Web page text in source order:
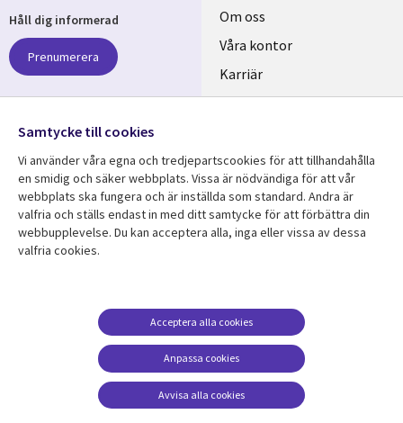
Useful
links
SWEDEN
Om oss
Våra kontor
Karriär
Hållbarhet
Resurscenter
SWEDEN
SWEDEN
dataskydd
Accessibility
Terms of Use
Hantering av cookies
Håll dig informerad
Prenumerera
Följ oss
Social
Media
SWEDEN
Samtycke till cookies
Vi använder våra egna och tredjepartscookies för att tillhandahålla
en smidig och säker webbplats. Vissa är nödvändiga för att vår
webbplats ska fungera och är inställda som standard. Andra är
valfria och ställs endast in med ditt samtycke för att förbättra din
webbupplevelse. Du kan acceptera alla, inga eller vissa av dessa
valfria cookies.
Anpassa cookies
Acceptera alla cookies
Avvisa alla cookies